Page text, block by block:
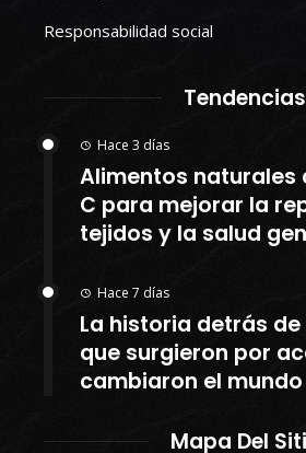
Responsabilidad social
Tendencias
Hace 3 días
Alimentos naturales
C para mejorar la
tejidos y la salud
Hace 7 días
La historia detrás
que surgieron por
cambiaron el mundo
Mapa Del